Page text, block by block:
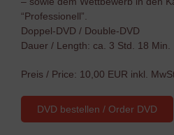
“Professionell”.
Doppel-DVD / Double-DVD
Dauer / Length: ca. 3 Std. 18 Min.
Preis / Price: 10,00 EUR inkl.
DVD bestellen / Order DVD